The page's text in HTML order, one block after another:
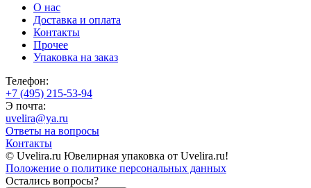
О нас
Доставка и оплата
Контакты
Прочее
Упаковка на заказ
Телефон:
+7 (495) 215-53-94
Э почта:
uvelira@ya.ru
Ответы на вопросы
Контакты
© Uvelira.ru Ювелирная упаковка от Uvelira.ru!
Положение о политике персональных данных
Остались вопросы?